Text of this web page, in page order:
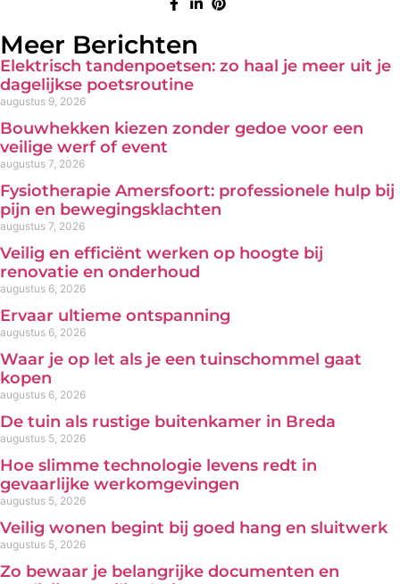
Meer Berichten
Elektrisch tandenpoetsen: zo haal je meer uit je
dagelijkse poetsroutine
augustus 9, 2026
Bouwhekken kiezen zonder gedoe voor een
veilige werf of event
augustus 7, 2026
Fysiotherapie Amersfoort: professionele hulp bij
pijn en bewegingsklachten
augustus 7, 2026
Veilig en efficiënt werken op hoogte bij
renovatie en onderhoud
augustus 6, 2026
Ervaar ultieme ontspanning
augustus 6, 2026
Waar je op let als je een tuinschommel gaat
kopen
augustus 6, 2026
De tuin als rustige buitenkamer in Breda
augustus 5, 2026
Hoe slimme technologie levens redt in
gevaarlijke werkomgevingen
augustus 5, 2026
Veilig wonen begint bij goed hang en sluitwerk
augustus 5, 2026
Zo bewaar je belangrijke documenten en